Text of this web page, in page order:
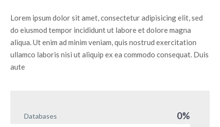
Lorem ipsum dolor sit amet, consectetur adipisicing elit, sed
do eiusmod tempor incididunt ut labore et dolore magna
aliqua. Ut enim ad minim veniam, quis nostrud exercitation
ullamco laboris nisi ut aliquip ex ea commodo consequat. Duis
aute
Databases 0%